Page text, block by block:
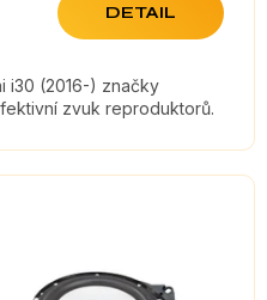
DETAIL
i30 (2016-) značky
zvuk reproduktorů.